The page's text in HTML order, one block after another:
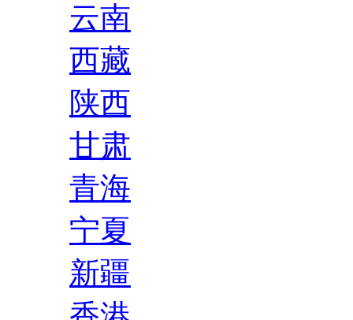
云南
西藏
陕西
甘肃
青海
宁夏
新疆